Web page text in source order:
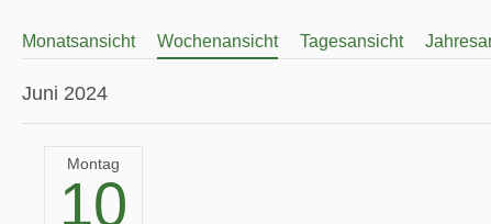
Monatsansicht Wochenansicht Tagesansicht
Juni 2024
Montag
10